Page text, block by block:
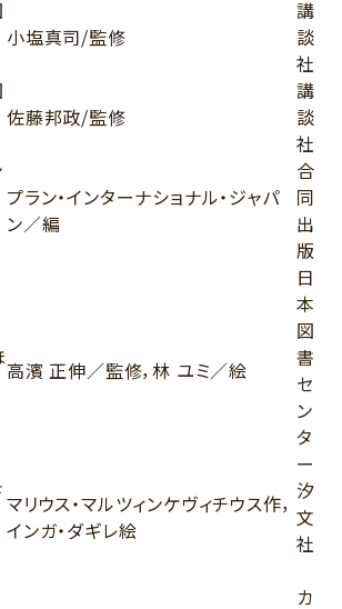
小塩真司/監修
講
談
社
佐藤邦政/監修
講
談
社
プラン・インターナショナル・ジャパ
ン／編
合
同
出
版
高濱 正伸／監修，林 ユミ／絵
日
本
図
書
セ
ン
タ
ー
マリウス・マルツィンケヴィチウス作，
インガ・ダギレ絵
汐
文
社
カ